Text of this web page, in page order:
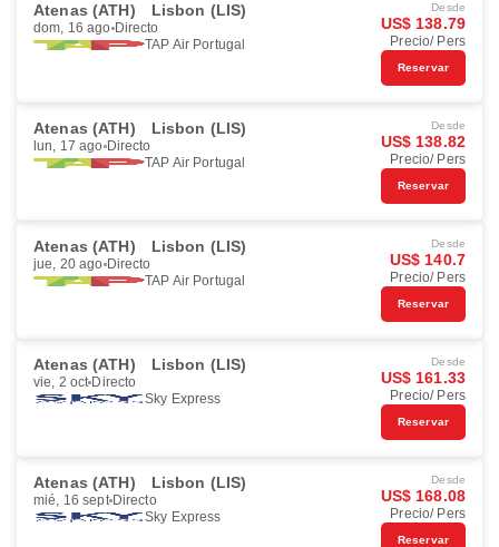
Atenas (ATH) Lisbon (LIS)
dom, 16 ago Directo
TAP Air Portugal
Desde
US$ 138.79
Precio/ Pers
Reservar
Atenas (ATH) Lisbon (LIS)
lun, 17 ago Directo
TAP Air Portugal
Desde
US$ 138.82
Precio/ Pers
Reservar
Atenas (ATH) Lisbon (LIS)
jue, 20 ago Directo
TAP Air Portugal
Desde
US$ 140.7
Precio/ Pers
Reservar
Atenas (ATH) Lisbon (LIS)
vie, 2 oct Directo
Sky Express
Desde
US$ 161.33
Precio/ Pers
Reservar
Atenas (ATH) Lisbon (LIS)
mié, 16 sept Directo
Sky Express
Desde
US$ 168.08
Precio/ Pers
Reservar